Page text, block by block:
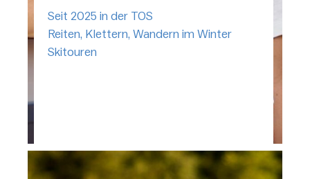
Seit 2025 in der TOS
Reiten, Klettern, Wandern im Winter
Skitouren